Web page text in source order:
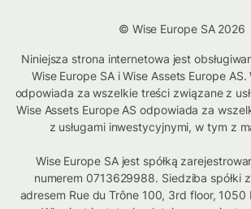
© Wise Europe SA 2026
Niniejsza strona internetowa jest
Wise Europe SA i Wise Assets Europe AS.
odpowiada za wszelkie treści związane z
Wise Assets Europe AS odpowiada za
z usługami inwestycyjnymi, w tym z
Wise Europe SA jest spółką
numerem 0713629988. Siedziba spółki
adresem Rue du Trône 100, 3rd floor, 1050